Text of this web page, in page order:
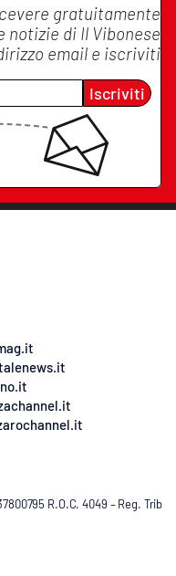
gratuitamente
notizie di Il Vibonese
email e iscriviti
Iscriviti
R.O.C. 4049 – Reg. Trib